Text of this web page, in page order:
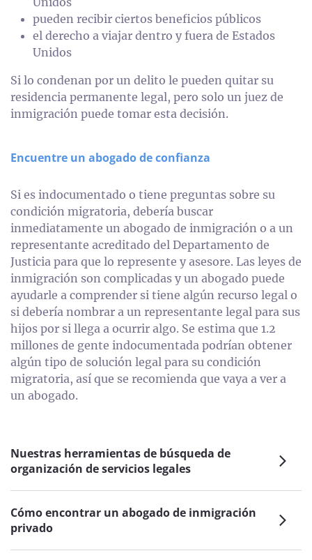
pueden recibir ciertos beneficios públicos
el derecho a viajar dentro y fuera de Estados
Unidos
Si lo condenan por un delito le pueden quitar su
residencia permanente legal, pero solo un juez de
inmigración puede tomar esta decisión.
Encuentre un abogado de confianza
Si es indocumentado o tiene preguntas sobre su
condición migratoria, debería buscar
inmediatamente un abogado de inmigración o a un
representante acreditado del Departamento de
Justicia para que lo represente y asesore. Las leyes de
inmigración son complicadas y un abogado puede
ayudarle a comprender si tiene algún recurso legal o
si debería nombrar a un representante legal para sus
hijos por si llega a ocurrir algo. Se estima que 1.2
millones de gente indocumentada podrían obtener
algún tipo de solución legal para su condición
migratoria, así que se recomienda que vaya a ver a
un abogado.
Nuestras herramientas de búsqueda de
organización de servicios legales
Cómo encontrar un abogado de inmigración
privado